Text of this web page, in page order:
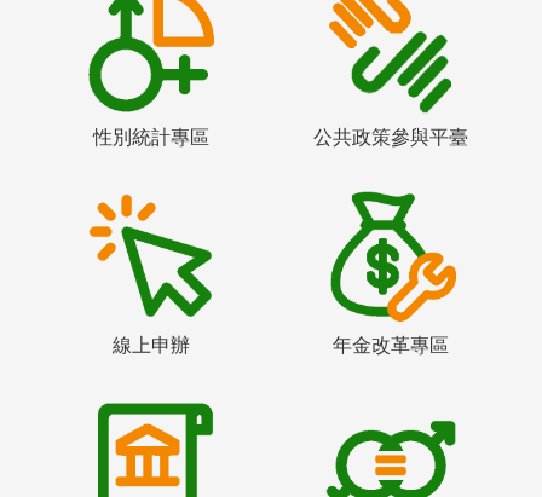
性別統計專區 公共政策參與平臺
線上申辦 年金改革專區